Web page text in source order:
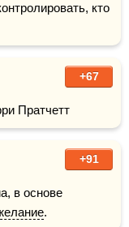
кто
+67
Пратчетт
+91
в основе
.